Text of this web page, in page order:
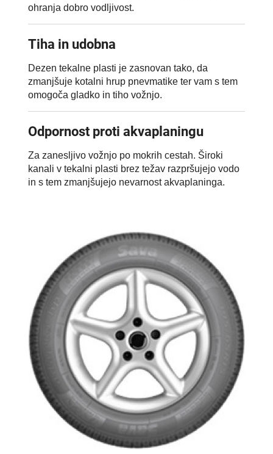
ohranja dobro vodljivost.
Tiha in udobna
Dezen tekalne plasti je zasnovan tako, da
zmanjšuje kotalni hrup pnevmatike ter vam s tem
omogoča gladko in tiho vožnjo.
Odpornost proti akvaplaningu
Za zanesljivo vožnjo po mokrih cestah. Široki
kanali v tekalni plasti brez težav razpršujejo vodo
in s tem zmanjšujejo nevarnost akvaplaninga.